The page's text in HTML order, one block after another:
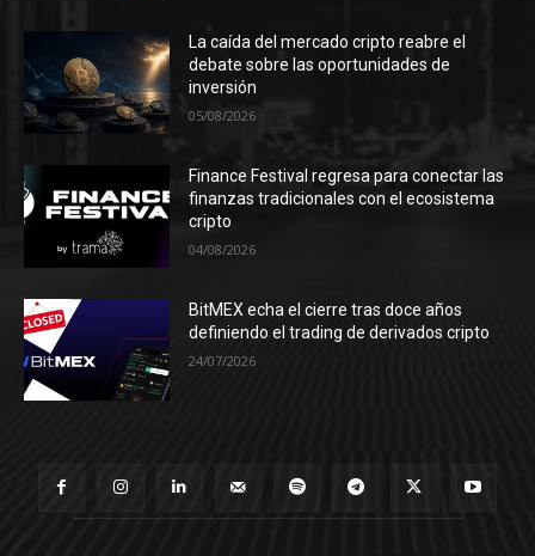
La caída del mercado cripto reabre el
debate sobre las oportunidades de
inversión
05/08/2026
Finance Festival regresa para conectar las
finanzas tradicionales con el ecosistema
cripto
04/08/2026
BitMEX echa el cierre tras doce años
definiendo el trading de derivados cripto
24/07/2026